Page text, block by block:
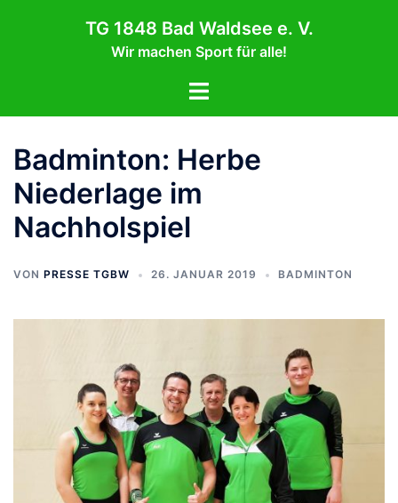
TG 1848 Bad Waldsee e. V.
Wir machen Sport für alle!
Menü
Badminton: Herbe
Niederlage im
Nachholspiel
VON PRESSE TGBW 26. JANUAR 2019 BADMINTON